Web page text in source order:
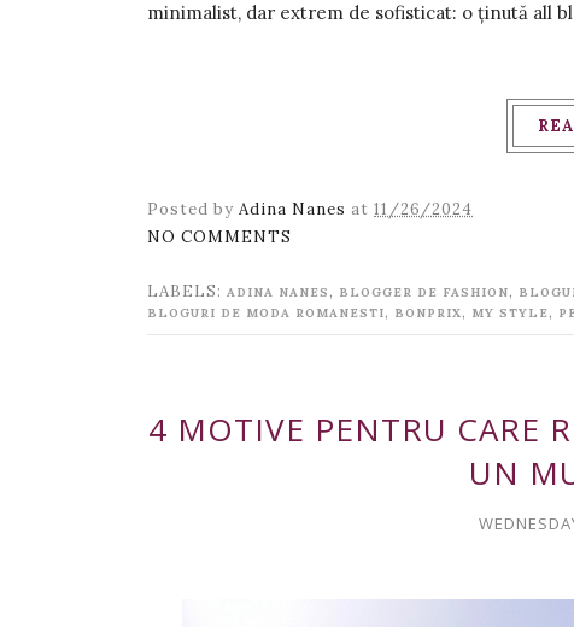
minimalist, dar extrem de sofisticat: o ținută all
Posted by Adina Nanes at 11/26/2024
NO COMMENTS
LABELS: ADINA NANES , BLOGGER DE FASHION,
BLOGURI DE MODA ROMANESTI, BONPRIX, MY STYLE ,
4 MOTIVE PENTRU CARE
UN